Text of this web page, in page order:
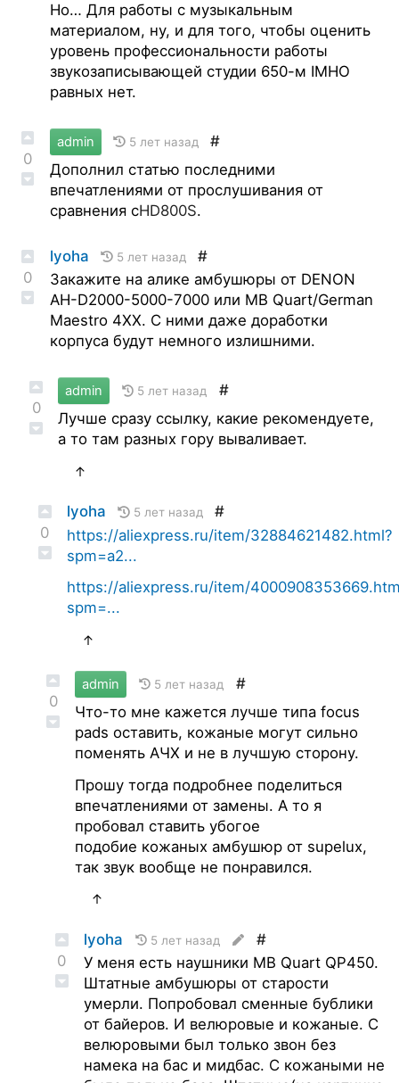
Но… Для работы с музыкальным
материалом, ну, и для того, чтобы оценить
уровень профессиональности работы
звукозаписывающей студии 650-м IMHO
равных нет.
0
admin 5 лет назад
#
Дополнил статью последними
впечатлениями от прослушивания от
сравнения сHD800S.
0
lyoha 5 лет назад
#
Закажите на алике амбушюры от DENON
AH-D2000-5000-7000 или MB Quart/German
Maestro 4XX. С ними даже доработки
корпуса будут немного излишними.
0
admin 5 лет назад
#
Лучше сразу ссылку, какие рекомендуете,
а то там разных гору вываливает.
↑
0
lyoha 5 лет назад
#
https://aliexpress.ru/item/32884621482.html?
spm=a2...
https://aliexpress.ru/item/
spm=...
↑
0
admin 5 лет назад
#
Что-то мне кажется лучше типа focus
pads оставить, кожаные могут сильно
поменять АЧХ и не в лучшую сторону.
Прошу тогда подробнее поделиться
впечатлениями от замены. А то я
пробовал ставить убогое
подобие кожаных амбушюр от supelux,
так звук вообще не понравился.
↑
0
lyoha 5 лет назад
#
У меня есть наушники MB Quart QP450.
Штатные амбушюры от старости
умерли. Попробовал сменные бублики
от байеров. И велюровые и кожаные. С
велюровыми был только звон без
намека на бас и мидбас. С кожаными не